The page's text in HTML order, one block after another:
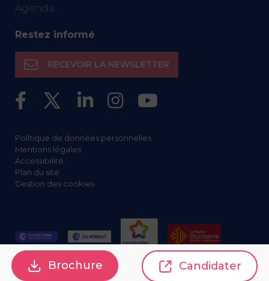
Agenda
Restez informé
RECEVOIR LA NEWSLETTER
Politique de données personnelles
Mentions légales
Accessibilité
Plan du site
Gestion des cookies
Brochure Candidater